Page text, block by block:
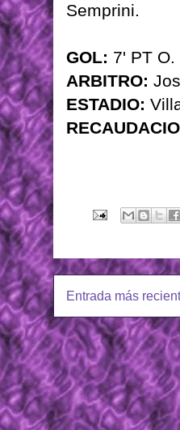
Semprini.
GOL: 7' PT O.
ARBITRO:
ESTADIO:
Entrada más